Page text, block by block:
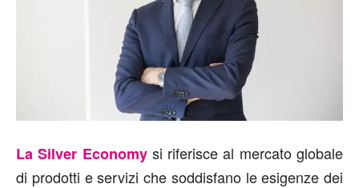
La Silver Economysi riferisce al mercato globale
di prodotti e servizi che soddisfano le esigenze dei